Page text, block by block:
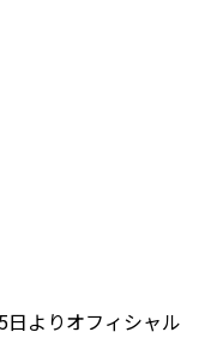
よりオフィシャル